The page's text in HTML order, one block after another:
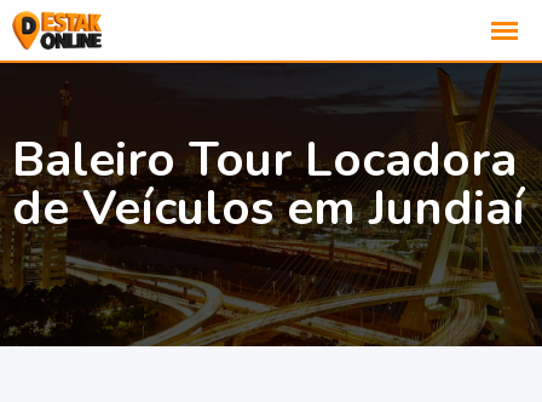
Baleiro Tour Locadora
de Veículos em Jundiaí